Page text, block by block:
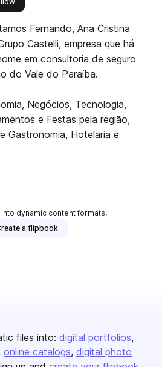
Fernando, Ana Cristina
Castelli, empresa que há
em consultoria de seguro
do Vale do Paraíba.
Negócios, Tecnologia,
e Festas pela região,
Gastronomia, Hotelaria e
dynamic content formats.
a flipbook
files into: digital portfolios
online catalogs digital photo